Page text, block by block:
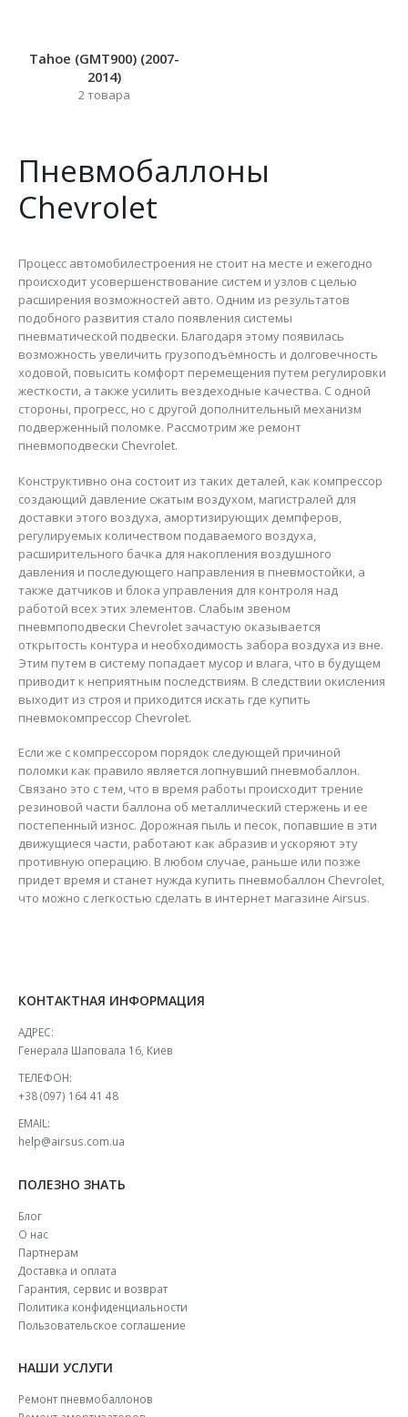
Tahoe (GMT900) (2007-
2014)
2товара
Пневмобаллоны
Chevrolet
Процесс автомобилестроения не стоит на месте и ежегодно
происходит усовершенствование систем и узлов с целью
расширения возможностей авто. Одним из результатов
подобного развития стало появления системы
пневматической подвески. Благодаря этому появилась
возможность увеличить грузоподъёмность и долговечность
ходовой, повысить комфорт перемещения путем регулировки
жесткости, а также усилить вездеходные качества. С одной
стороны, прогресс, но с другой дополнительный механизм
подверженный поломке. Рассмотрим же ремонт
пневмоподвески Chevrolet.
Конструктивно она состоит из таких деталей, как компрессор
создающий давление сжатым воздухом, магистралей для
доставки этого воздуха, амортизирующих демпферов,
регулируемых количеством подаваемого воздуха,
расширительного бачка для накопления воздушного
давления и последующего направления в пневмостойки, а
также датчиков и блока управления для контроля над
работой всех этих элементов. Слабым звеном
пневмпоподвески Chevrolet зачастую оказывается
открытость контура и необходимость забора воздуха из вне.
Этим путем в систему попадает мусор и влага, что в будущем
приводит к неприятным последствиям. В следствии окисления
выходит из строя и приходится искать где купить
пневмокомпрессор Chevrolet.
Если же с компрессором порядок следующей причиной
поломки как правило является лопнувший пневмобаллон.
Связано это с тем, что в время работы происходит трение
резиновой части баллона об металлический стержень и ее
постепенный износ. Дорожная пыль и песок, попавшие в эти
движущиеся части, работают как абразив и ускоряют эту
противную операцию. В любом случае, раньше или позже
придет время и станет нужда купить пневмобаллон Chevrolet,
что можно с легкостью сделать в интернет магазине Airsus.
Пневмоподушка пневмобаллон Zeekr 001 2024 (задняя правая)
₴16,000
Пневмоподушка пневмобаллон Zeekr 001 2024 (задняя левая)
₴16,000
Пневмоподушка пневмобаллон Zeekr 001 (задняя)
₴14,000
₴16,000
₴16,000
0₴14,000
КОНТАКТНАЯ ИНФОРМАЦИЯ
АДРЕС:
Генерала Шаповала 16, Киев
ТЕЛЕФОН:
+38 (097) 164 41 48
EMAIL:
help@airsus.com.ua
ПОЛЕЗНО ЗНАТЬ
Блог
О нас
Партнерам
Доставка и оплата
Гарантия, сервис и возврат
Политика конфиденциальности
Пользовательское соглашение
НАШИ УСЛУГИ
Ремонт пневмобаллонов